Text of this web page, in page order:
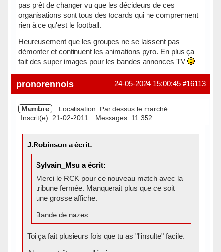
pas prêt de changer vu que les décideurs de ces
organisations sont tous des tocards qui ne comprennent
rien à ce qu'est le football.
Heureusement que les groupes ne se laissent pas
démonter et continuent les animations pyro. En plus ça
fait des super images pour les bandes annonces TV
Hors ligne #16113
24-05-2024 15:00:45
pronorennois
Membre
Localisation: Par dessus le marché
Inscrit(e): 21-02-2011
Messages: 11 352
J.Robinson a écrit:
Sylvain_Msu a écrit:
Merci le RCK pour ce nouveau match avec la
tribune fermée. Manquerait plus que ce soit
une grosse affiche.
Bande de nazes
Toi ça fait plusieurs fois que tu as "l'insulte" facile.